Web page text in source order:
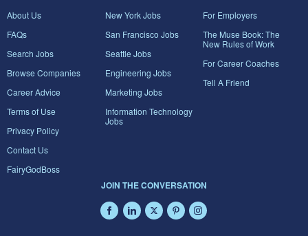
About Us
FAQs
Search Jobs
Browse Companies
Career Advice
Terms of Use
Privacy Policy
Contact Us
FairyGodBoss
New York Jobs
San Francisco Jobs
Seattle Jobs
Engineering Jobs
Marketing Jobs
Information Technology
Jobs
For Employers
The Muse Book: The
New Rules of Work
For Career Coaches
Tell A Friend
JOIN THE CONVERSATION